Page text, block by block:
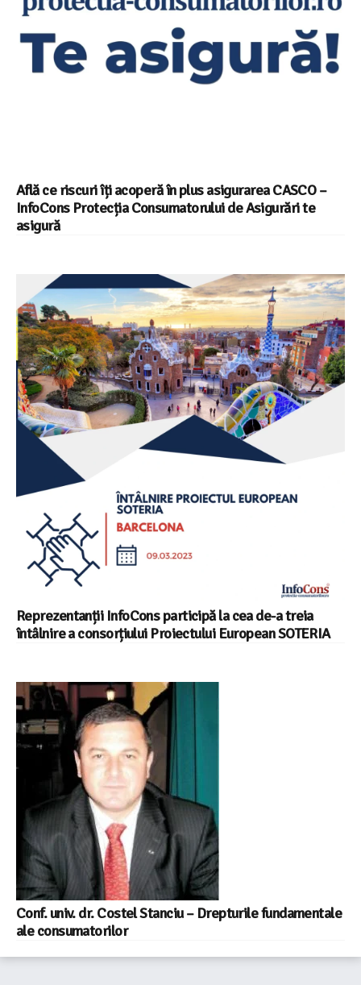
Află ce riscuri îți acoperă în plus asigurarea CASCO –
InfoCons Protecția Consumatorului de Asigurări te
asigură
Reprezentanții InfoCons participă la cea de-a treia
întâlnire a consorțiului Proiectului European SOTERIA
Conf. univ. dr. Costel Stanciu – Drepturile fundamentale
ale consumatorilor